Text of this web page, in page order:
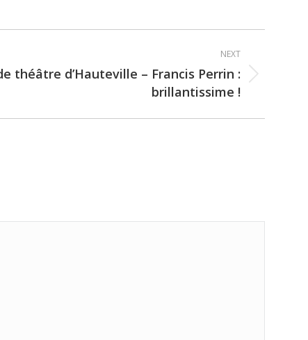
NEXT
théâtre d’Hauteville – Francis Perrin :
brillantissime !